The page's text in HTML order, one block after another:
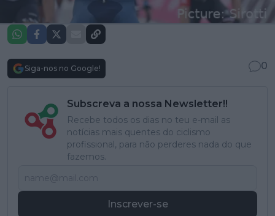
Siga-nos no Google! 0
Subscreva a nossa Newsletter!!
Recebe todos os dias no teu e-mail as
notícias mais quentes do ciclismo
profissional, para não perderes nada do que
fazemos.
Inscrever-se